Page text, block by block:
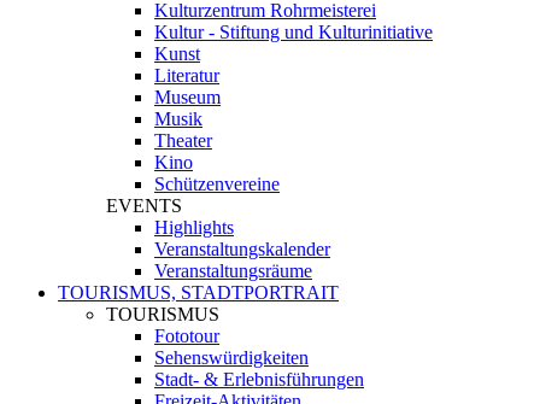
Kulturzentrum Rohrmeisterei
Kultur - Stiftung und Kulturinitiative
Kunst
Literatur
Museum
Musik
Theater
Kino
Schützenvereine
EVENTS
Highlights
Veranstaltungskalender
Veranstaltungsräume
TOURISMUS, STADTPORTRAIT
TOURISMUS
Fototour
Sehenswürdigkeiten
Stadt- & Erlebnisführungen